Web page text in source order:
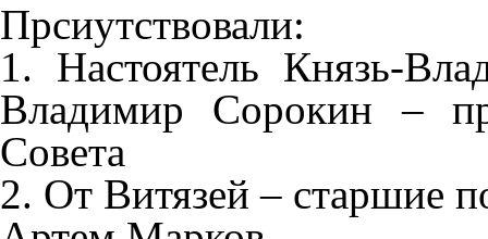
Прсиутствовали:
1. Настоятель Князь-
Владимир Сорокин –
Совета
2. От Витязей – старшие